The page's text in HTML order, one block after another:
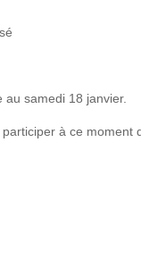
samedi 18 janvier.
à ce